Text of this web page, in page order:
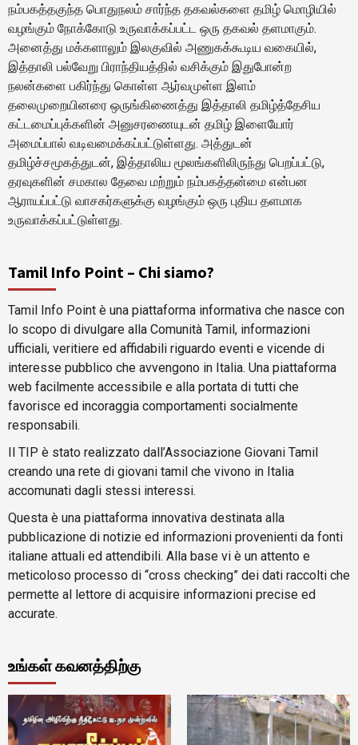
நம்பகத்தகுந்த பொதுநலம் சார்ந்த தகவல்களை தமிழ் மொழியில்
வழங்கும் நோக்கோடு உருவாக்கப்பட்ட ஒரு தகவல் தளமாகும்.
அனைத்து மக்களாலும் இலகுவில் அணுகக்கூடிய வகையில்,
இத்தாலி பல்வேறு பிராந்தியத்தில் வசிக்கும் இதுபோன்ற
நலன்களை பகிர்ந்து கொள்ள ஆர்வமுள்ள இளம்
தலைமுறையினரை ஒருங்கிணைத்து இத்தாலி தமிழ்த்தேசிய
கட்டமைப்புக்களின் அனுசரணையுடன் தமிழ் இளையோர்
அமைப்பால் வடிவமைக்கப்பட்டுள்ளது. அத்துடன்
தமிழ்ச்சமூகத்துடன், இத்தாலிய மூலங்களிலிருந்து பெறப்பட்டு,
தரவுகளின் சமகால தேவை மற்றும் நம்பகத்தன்மை என்பன
ஆராயப்பட்டு வாசகர்களுக்கு வழங்கும் ஒரு புதிய தளமாக
உருவாக்கப்பட்டுள்ளது.
Tamil Info Point – Chi siamo?
Tamil Info Point è una piattaforma informativa che nasce con
lo scopo di divulgare alla Comunità Tamil, informazioni
ufficiali, veritiere ed affidabili riguardo eventi e vicende di
interesse pubblico che avvengono in Italia. Una piattaforma
web facilmente accessibile e alla portata di tutti che
favorisce ed incoraggia comportamenti socialmente
responsabili.
Il TIP è stato realizzato dall’Associazione Giovani Tamil
creando una rete di giovani tamil che vivono in Italia
accomunati dagli stessi interessi.
Questa è una piattaforma innovativa destinata alla
pubblicazione di notizie ed informazioni provenienti da fonti
italiane attuali ed attendibili. Alla base vi è un attento e
meticoloso processo di “cross checking” dei dati raccolti che
permette al lettore di acquisire informazioni precise ed
accurate.
உங்கள் கவனத்திற்கு